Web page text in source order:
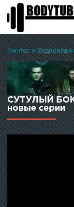
Финтес и
СУТУЛЫЙ
новые серии